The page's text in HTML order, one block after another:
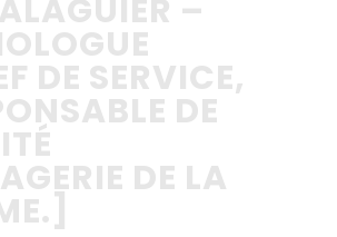
–
DE SERVICE,
DE
DE LA